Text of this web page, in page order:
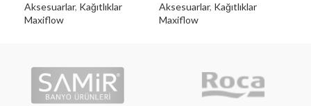
Aksesuarlar, Kağıtlıklar
Maxiflow
Aksesuarlar, Kağıtlıklar
Maxiflow